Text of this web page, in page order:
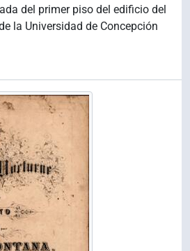
del primer piso del edificio del
la Universidad de Concepción